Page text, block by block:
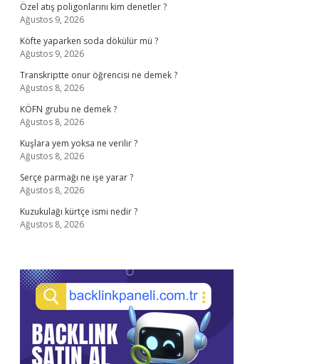
Özel atış poligonlarını kim denetler ?
Ağustos 9, 2026
Köfte yaparken soda dökülür mü ?
Ağustos 9, 2026
Transkriptte onur öğrencisi ne demek ?
Ağustos 8, 2026
KÖFN grubu ne demek ?
Ağustos 8, 2026
Kuşlara yem yoksa ne verilir ?
Ağustos 8, 2026
Serçe parmağı ne işe yarar ?
Ağustos 8, 2026
Kuzukulağı kürtçe ismi nedir ?
Ağustos 8, 2026